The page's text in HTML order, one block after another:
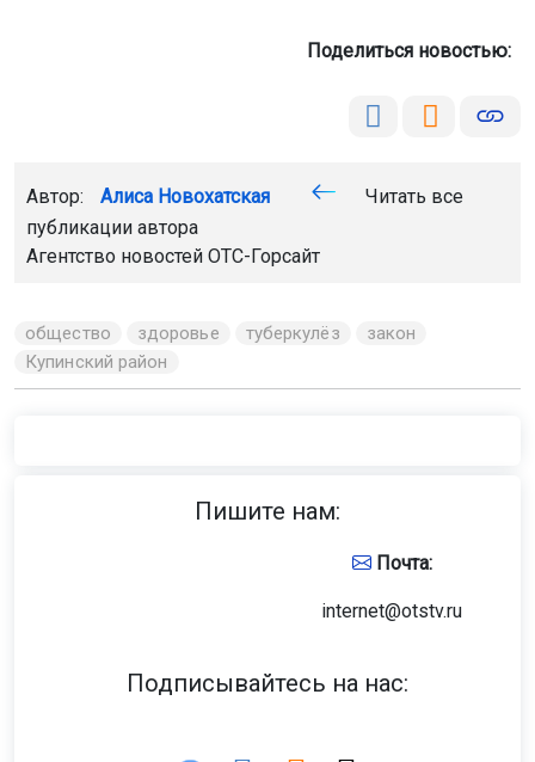
Поделиться новостью:
Автор: Алиса Новохатская
Читать все
публикации автора
Агентство новостей ОТС-Горсайт
общество здоровье туберкулёз
закон
Купинский район
Пишите нам:
Почта:
internet@otstv.ru
Подписывайтесь на нас: